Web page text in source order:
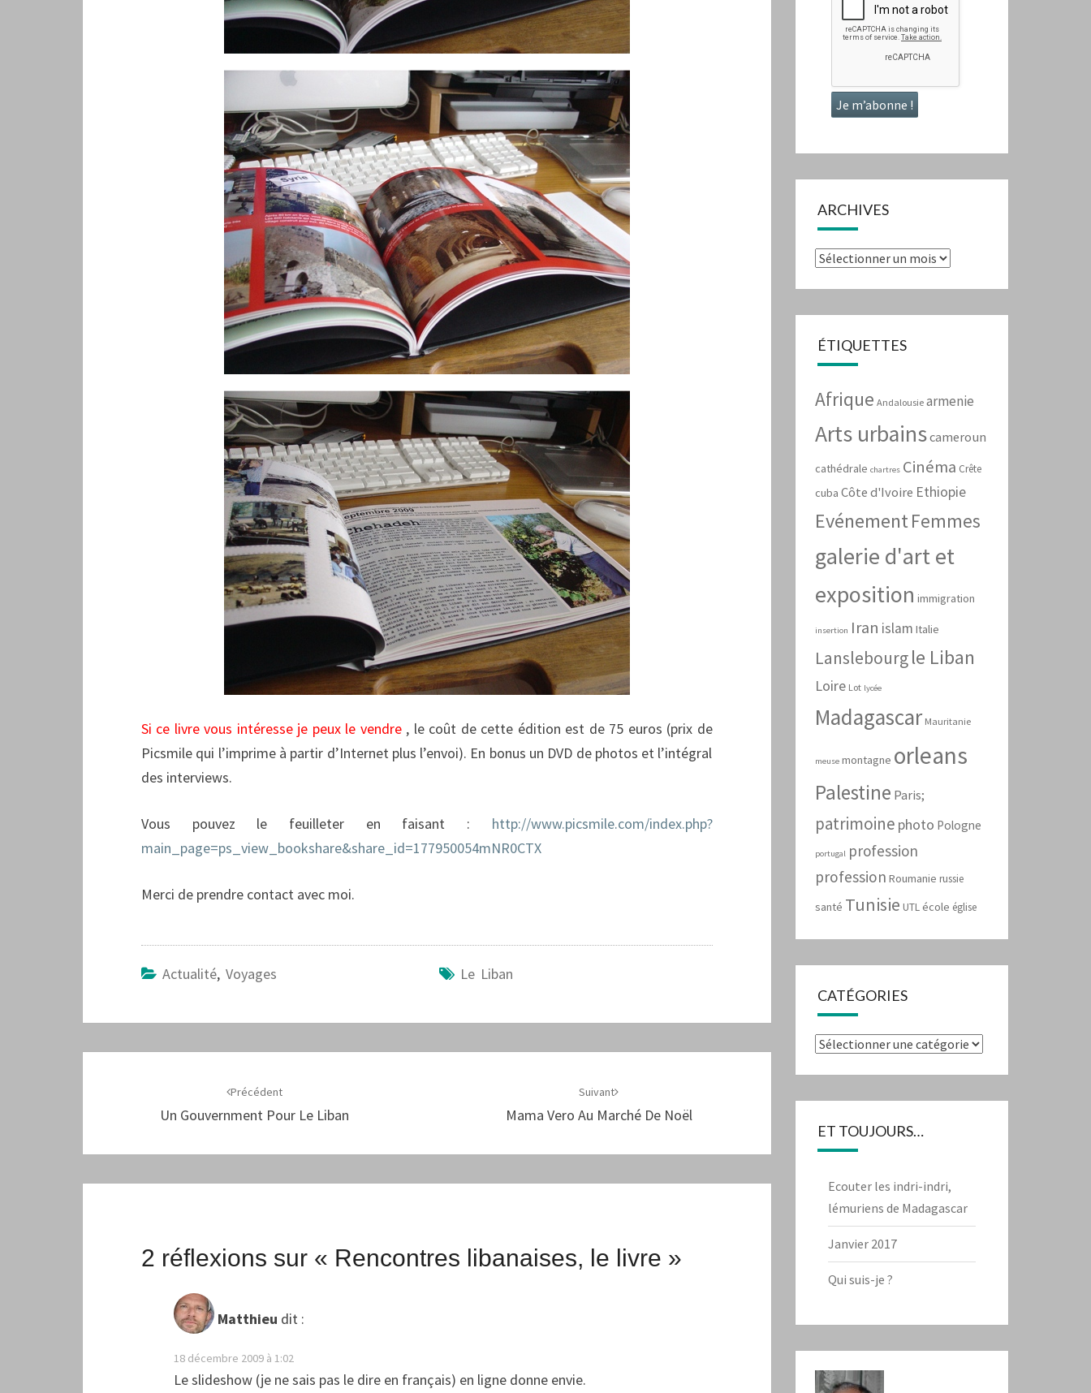
Si ce livre vous intéresse je peux le vendre, le coût de cette édition est de 75 euros (prix de
Picsmile qui l’imprime à partir d’Internet plus l’envoi). En bonus un DVD de photos et l’intégral
des interviews.
Vous pouvez le feuilleter en faisant : http://www.picsmile.com/index.php?
main_page=ps_view_bookshare&share_id=177950054mNR0CTX
Merci de prendre contact avec moi.
Actualité, Voyages Le Liban
Précédent
Un Gouvernment Pour Le Liban
Suivant
Mama Vero Au Marché De Noël
2 réflexions sur « Rencontres libanaises, le livre »
Matthieu dit :
18 décembre 2009 à 1:02
Le slideshow (je ne sais pas le dire en français) en ligne donne envie.
ARCHIVES
Archives
ÉTIQUETTES
Afrique Andalousie armenie
Arts urbainscameroun
cathédrale chartres Cinéma Crête
cuba Côte d'Ivoire Ethiopie
EvénementFemmes
galerie d'art et
exposition immigration
insertion Iran islam Italie
Lanslebourg le Liban
Loire Lot lycée
Madagascar Mauritanie
meuse montagne orleans
Palestine Paris;
patrimoine photo Pologne
portugal profession
profession Roumanie russie
santé Tunisie UTL école église
CATÉGORIES
Catégories
ET TOUJOURS…
Ecouter les indri-indri,
lémuriens de Madagascar
Janvier 2017
Qui suis-je ?